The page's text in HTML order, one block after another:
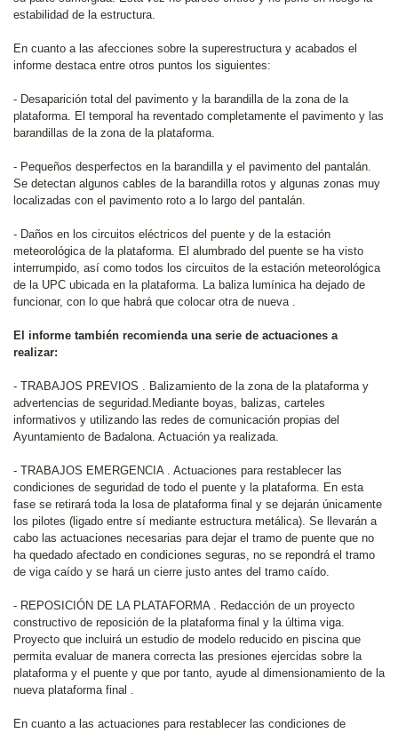
estabilidad de la estructura.
En cuanto a las afecciones sobre la superestructura y acabados el
informe destaca entre otros puntos los siguientes:
- Desaparición total del pavimento y la barandilla de la zona de la
plataforma. El temporal ha reventado completamente el pavimento y las
barandillas de la zona de la plataforma.
- Pequeños desperfectos en la barandilla y el pavimento del pantalán.
Se detectan algunos cables de la barandilla rotos y algunas zonas muy
localizadas con el pavimento roto a lo largo del pantalán.
- Daños en los circuitos eléctricos del puente y de la estación
meteorológica de la plataforma. El alumbrado del puente se ha visto
interrumpido, así como todos los circuitos de la estación meteorológica
de la UPC ubicada en la plataforma. La baliza lumínica ha dejado de
funcionar, con lo que habrá que colocar otra de nueva .
El informe también recomienda una serie de actuaciones a
realizar:
- TRABAJOS PREVIOS . Balizamiento de la zona de la plataforma y
advertencias de seguridad.Mediante boyas, balizas, carteles
informativos y utilizando las redes de comunicación propias del
Ayuntamiento de Badalona. Actuación ya realizada.
- TRABAJOS EMERGENCIA . Actuaciones para restablecer las
condiciones de seguridad de todo el puente y la plataforma. En esta
fase se retirará toda la losa de plataforma final y se dejarán únicamente
los pilotes (ligado entre sí mediante estructura metálica). Se llevarán a
cabo las actuaciones necesarias para dejar el tramo de puente que no
ha quedado afectado en condiciones seguras, no se repondrá el tramo
de viga caído y se hará un cierre justo antes del tramo caído.
- REPOSICIÓN DE LA PLATAFORMA . Redacción de un proyecto
constructivo de reposición de la plataforma final y la última viga.
Proyecto que incluirá un estudio de modelo reducido en piscina que
permita evaluar de manera correcta las presiones ejercidas sobre la
plataforma y el puente y que por tanto, ayude al dimensionamiento de la
nueva plataforma final .
En cuanto a las actuaciones para restablecer las condiciones de